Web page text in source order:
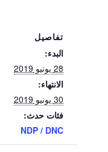
تفاصيل
البدء:
28 يونيو 2019
الانتهاء:
30 يونيو 2019
فئات حدث:
NDP / DNC